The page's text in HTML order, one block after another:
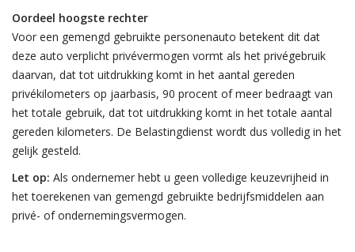
Oordeel hoogste rechter
Voor een gemengd gebruikte personenauto betekent dit dat
deze auto verplicht privévermogen vormt als het privégebruik
daarvan, dat tot uitdrukking komt in het aantal gereden
privékilometers op jaarbasis, 90 procent of meer bedraagt van
het totale gebruik, dat tot uitdrukking komt in het totale aantal
gereden kilometers. De Belastingdienst wordt dus volledig in het
gelijk gesteld.
Let op: Als ondernemer hebt u geen volledige keuzevrijheid in
het toerekenen van gemengd gebruikte bedrijfsmiddelen aan
privé- of ondernemingsvermogen.